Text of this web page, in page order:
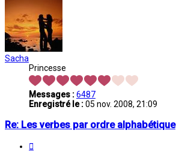
Sacha
Princesse
Messages :6487
Enregistré le :05 nov. 2008, 21:09
Re: Les verbes par ordre alphabétique